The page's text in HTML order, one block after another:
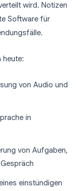
wird. Notizen
Software für
heute:
von Audio und
in
von Aufgaben,
einstündigen